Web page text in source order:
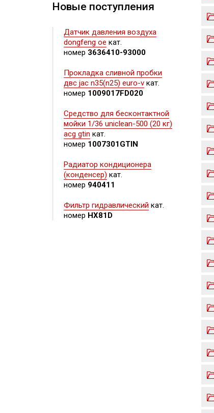
Новые поступления
Датчик давления воздуха
dongfeng oe кат.
номер 3636410-93000
Прокладка сливной пробки
двс jac n35(n25) euro-v кат.
номер 1009017FD020
Средство для бесконтактной
мойки 1/36 uniclean-500 (20 кг)
acg gtin кат.
номер 1007301GTIN
Радиатор кондиционера
(конденсер) кат.
номер 940411
Фильтр гидравлический кат.
номер HX81D